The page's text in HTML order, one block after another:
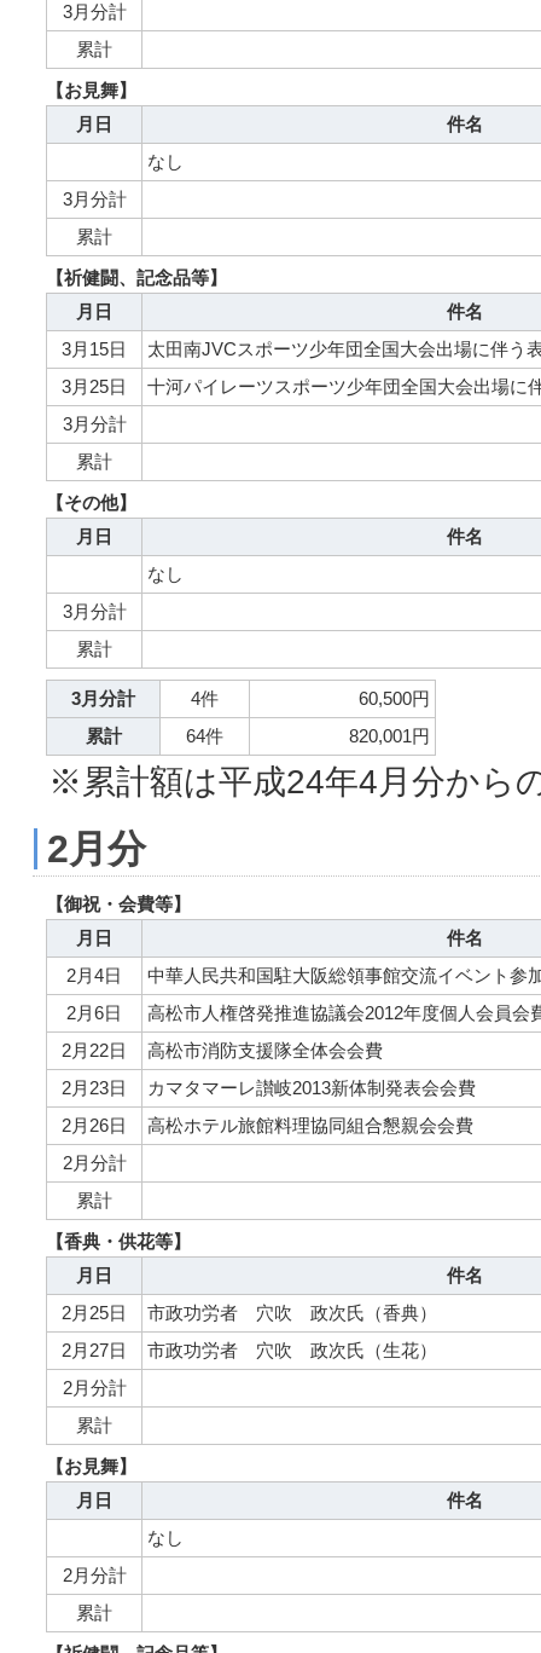
3月分計
累計
【お見舞】
月日
件名
なし
3月分計
累計
【祈健闘、記念品等】
月日
件名
3月15日
太田南JVCスポーツ少年団全国大会出場に伴う
3月25日
十河パイレーツスポーツ少年団全国大会出場に
3月分計
累計
【その他】
月日
件名
なし
3月分計
累計
3月分計 4件
60,500円
累計
64件 820,001円
※累計額は平成24年4月分から
2月分
【御祝・会費等】
月日
件名
2月4日
中華人民共和国駐大阪総領事館交流イベント参
2月6日
高松市人権啓発推進協議会2012年度個人会員会
2月22日
高松市消防支援隊全体会会費
2月23日
カマタマーレ讃岐2013新体制発表会会費
2月26日
高松ホテル旅館料理協同組合懇親会会費
2月分計
累計
【香典・供花等】
月日
件名
2月25日
市政功労者 穴吹 政次氏（香典）
2月27日
市政功労者 穴吹 政次氏（生花）
2月分計
累計
【お見舞】
月日
件名
なし
2月分計
累計